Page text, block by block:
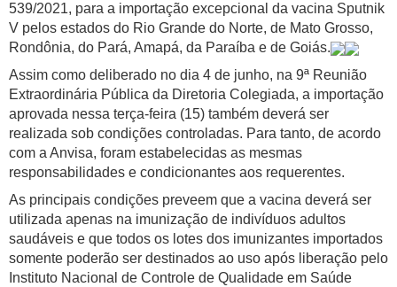
539/2021, para a importação excepcional da vacina Sputnik
V pelos estados do Rio Grande do Norte, de Mato Grosso,
Rondônia, do Pará, Amapá, da Paraíba e de Goiás.
Assim como deliberado no dia 4 de junho, na 9ª Reunião
Extraordinária Pública da Diretoria Colegiada, a importação
aprovada nessa terça-feira (15) também deverá ser
realizada sob condições controladas. Para tanto, de acordo
com a Anvisa, foram estabelecidas as mesmas
responsabilidades e condicionantes aos requerentes.
As principais condições preveem que a vacina deverá ser
utilizada apenas na imunização de indivíduos adultos
saudáveis e que todos os lotes dos imunizantes importados
somente poderão ser destinados ao uso após liberação pelo
Instituto Nacional de Controle de Qualidade em Saúde